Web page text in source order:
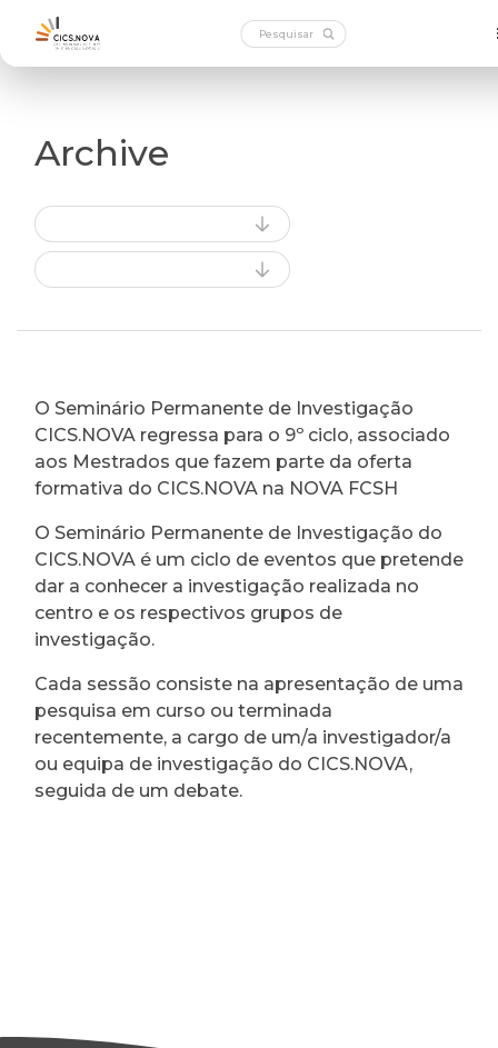
Archive
O Seminário Permanente de Investigação
CICS.NOVA regressa para o 9º ciclo, associado
aos Mestrados que fazem parte da oferta
formativa do CICS.NOVA na NOVA FCSH
O Seminário Permanente de Investigação do
CICS.NOVA é um ciclo de eventos que pretende
dar a conhecer a investigação realizada no
centro e os respectivos grupos de
investigação.
Cada sessão consiste na apresentação de uma
pesquisa em curso ou terminada
recentemente, a cargo de um/a investigador/a
ou equipa de investigação do CICS.NOVA,
seguida de um debate.